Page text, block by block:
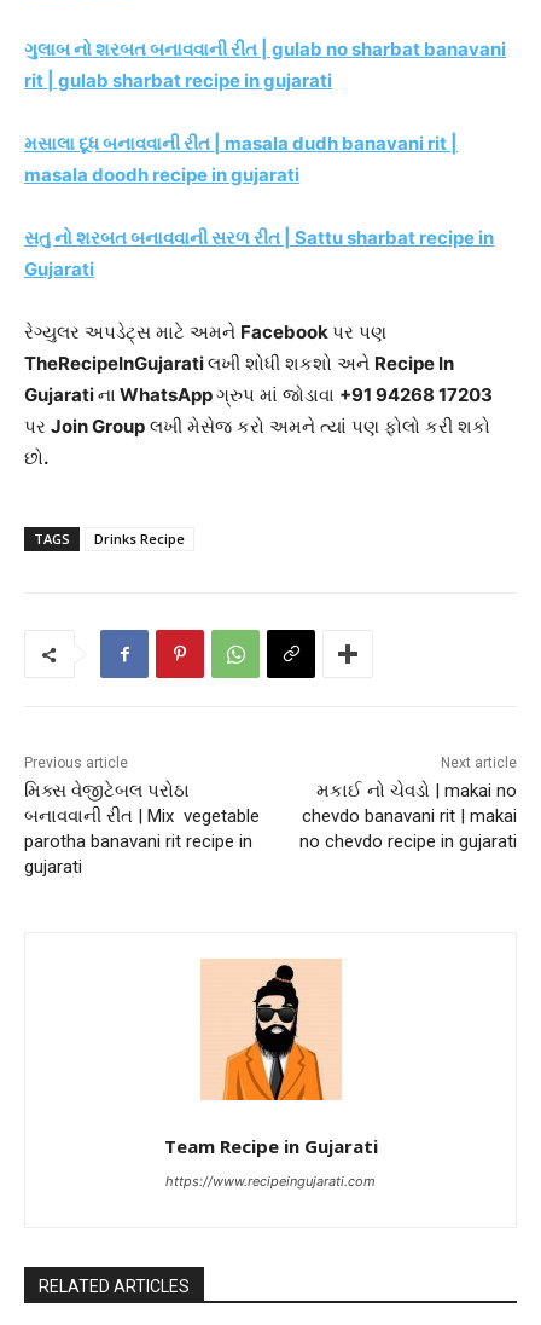
ગુલાબ નો શરબત બનાવવાની રીત | gulab no sharbat banavani
rit | gulab sharbat recipe in gujarati
મસાલા દૂધ બનાવવાની રીત | masala dudh banavani rit |
masala doodh recipe in gujarati
સતુ નો શરબત બનાવવાની સરળ રીત | Sattu sharbat recipe in
Gujarati
રેગ્યુલર અપડેટ્સ માટે અમને Facebookપર પણ
TheRecipeInGujaratiલખી શોધી શકશો અને Recipe In
Gujaratiના WhatsAppગ્રુપ માં જોડાવા +91 94268 17203
પર Join Group લખી મેસેજ કરો અમને ત્યાં પણ ફોલો કરી શકો
છો.
TAGS Drinks Recipe
Previous article
મિક્સ વેજીટેબલ પરોઠા
બનાવવાની રીત | Mix vegetable
parotha banavani rit recipe in
gujarati
Next article
મકાઈ નો ચેવડો | makai no
chevdo banavani rit | makai
no chevdo recipe in gujarati
Team Recipe in Gujarati
https://www.recipeingujarati.com
RELATED ARTICLES